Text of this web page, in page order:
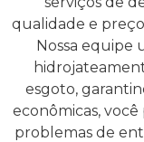
qualidade e
Nossa equipe
esgoto,
econômicas,
problemas de